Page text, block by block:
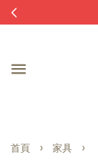
首頁 › 家具 ›